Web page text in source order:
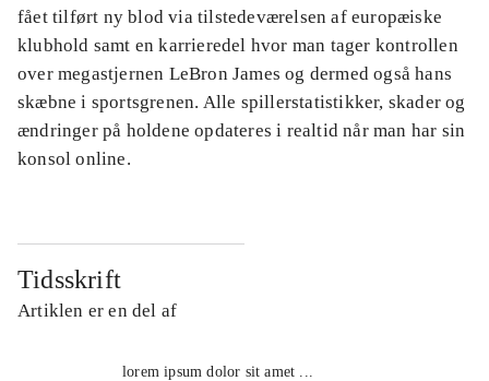
fået tilført ny blod via tilstedeværelsen af europæiske
klubhold samt en karrieredel hvor man tager kontrollen
over megastjernen LeBron James og dermed også hans
skæbne i sportsgrenen. Alle spillerstatistikker, skader og
ændringer på holdene opdateres i realtid når man har sin
konsol online.
Tidsskrift
Artiklen er en del af
lorem ipsum dolor sit amet ...